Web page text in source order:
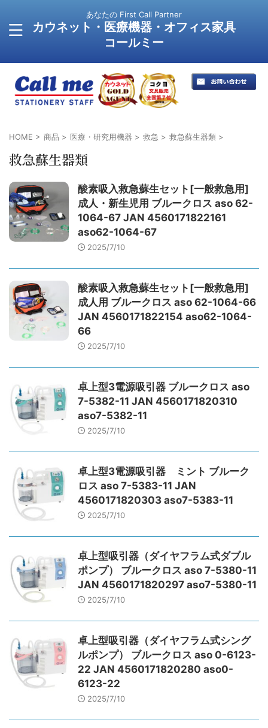
あなたの First Call Partner
カウネット・医療機器・オフィス家具
コールミー
HOME > 商品 > 医療・研究用機器 > 救急 > 救急蘇生器類 >
救急蘇生器類
酸素吸入救急蘇生セット[一般救急用]
成人・新生児用 ブルークロス aso 62-
1064-67 JAN 4560171822161
aso62-1064-67
2025/7/10
酸素吸入救急蘇生セット[一般救急用]
成人用 ブルークロス aso 62-1064-66
JAN 4560171822154 aso62-1064-
66
2025/7/10
卓上型3電源吸引器 ブルークロス aso
7-5382-11 JAN 4560171820310
aso7-5382-11
2025/7/10
卓上型3電源吸引器 ミント ブルーク
ロス aso 7-5383-11 JAN
4560171820303 aso7-5383-11
2025/7/10
卓上型吸引器（ダイヤフラム式ダブル
ポンプ） ブルークロス aso 7-5380-11
JAN 4560171820297 aso7-5380-11
2025/7/10
卓上型吸引器（ダイヤフラム式シング
ルポンプ） ブルークロス aso 0-6123-
22 JAN 4560171820280 aso0-
6123-22
2025/7/10